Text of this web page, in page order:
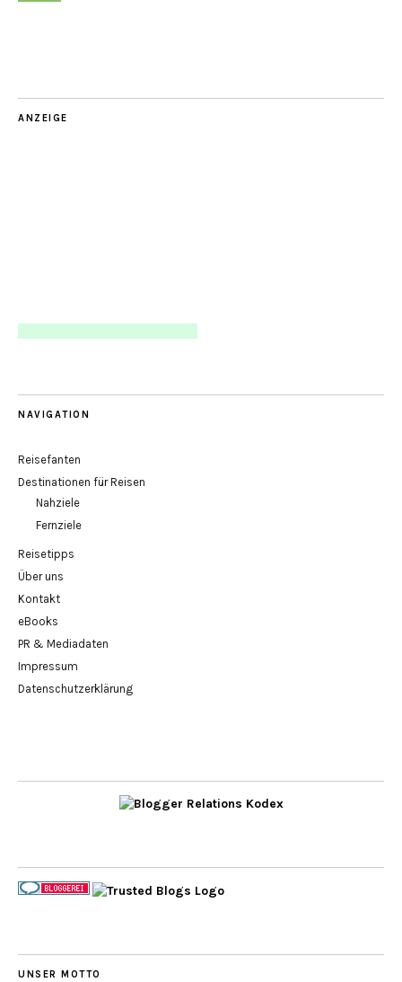
ANZEIGE
NAVIGATION
Reisefanten
Destinationen für Reisen
Nahziele
Fernziele
Reisetipps
Über uns
Kontakt
eBooks
PR & Mediadaten
Impressum
Datenschutzerklärung
UNSER MOTTO